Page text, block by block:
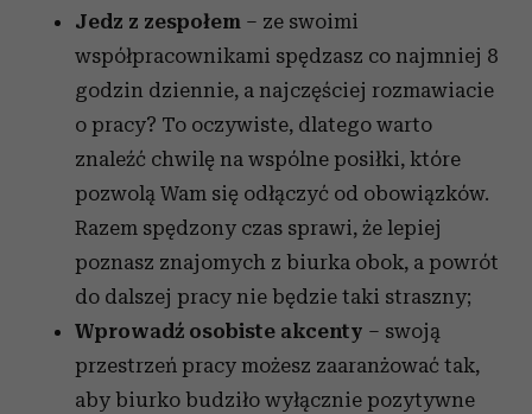
analizować ruch w naszej witrynie. Informacje o tym, jak
korzystasz z naszej witryny, udostępniamy partnerom
społecznościowym, reklamowym i analitycznym.
Partnerzy mogą połączyć te informacje z innymi danymi
otrzymanymi od Ciebie lub uzyskanymi podczas
korzystania z ich usług.
Jedz z zespołem – ze swoimi
współpracownikami spędzasz co najmniej 8
godzin dziennie, a najczęściej rozmawiacie
o pracy? To oczywiste, dlatego warto
znaleźć chwilę na wspólne posiłki, które
pozwolą Wam się odłączyć od obowiązków.
Razem spędzony czas sprawi, że lepiej
poznasz znajomych z biurka obok, a powrót
do dalszej pracy nie będzie taki straszny;
Wprowadź osobiste akcenty – swoją
przestrzeń pracy możesz zaaranżować tak,
aby biurko budziło wyłącznie pozytywne